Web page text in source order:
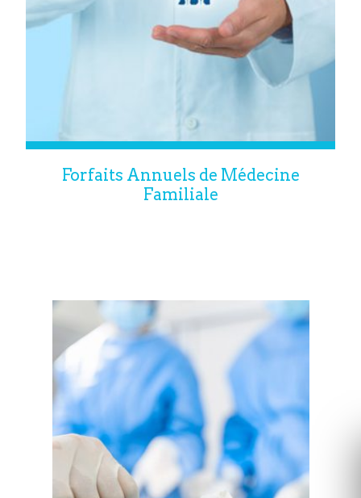
Forfaits Annuels de Médecine
Familiale